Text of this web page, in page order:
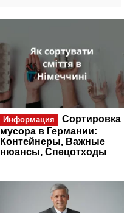
Информация
Сортировка
мусора в Германии:
Контейнеры, Важные
нюансы, Спецотходы